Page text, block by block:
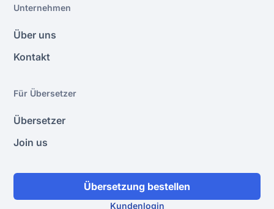
Unternehmen
Über uns
Kontakt
Für Übersetzer
Übersetzer
Join us
Übersetzung bestellen
Kundenlogin